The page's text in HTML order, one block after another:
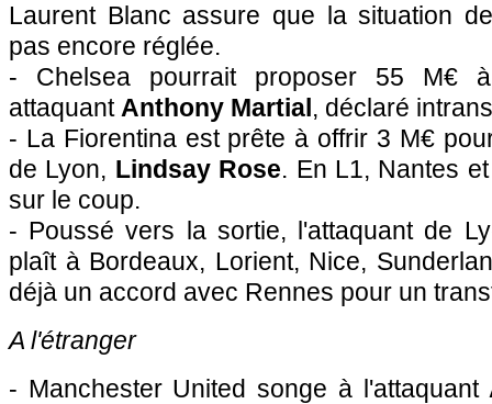
Laurent Blanc assure que la situation
pas encore réglée.
- Chelsea pourrait proposer 55 M€
attaquant Anthony Martial, déclaré
- La Fiorentina est prête à offrir 3 M€
de Lyon, Lindsay Rose. En L1, Nantes
sur le coup.
- Poussé vers la sortie, l'attaquant de
plaît à Bordeaux, Lorient, Nice,
déjà un accord avec Rennes pour un
A l'étranger
- Manchester United songe à l'attaquant